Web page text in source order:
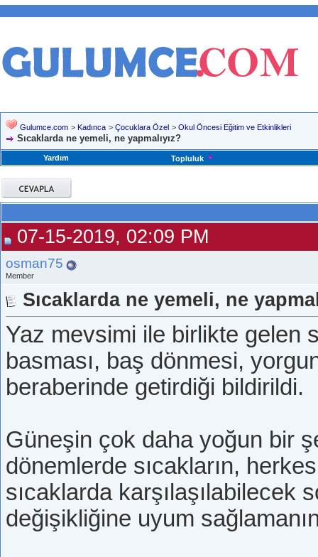
Gulumce.com > Kadınca > Çocuklara Özel > Okul Öncesi Eğitim ve Etkinlikleri
Sıcaklarda ne yemeli, ne yapmalıyız?
Yardım Topluluk
07-15-2019, 02:09 PM
osman75
Member
Sıcaklarda ne yemeli, ne
Yaz mevsimi ile birlikte gelen
basması, baş dönmesi,
beraberinde getirdiği bildirildi.
Güneşin çok daha yoğun bir
dönemlerde sıcakların,
sıcaklarda karşılaşılabilecek
değişikliğine uyum